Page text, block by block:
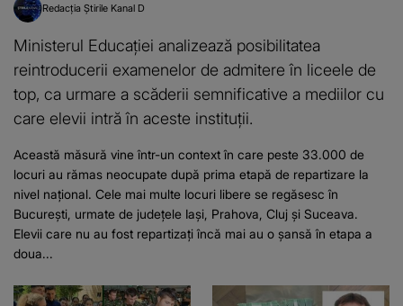
Redacția Știrile Kanal D
Ministerul Educației analizează posibilitatea
reintroducerii examenelor de admitere în liceele de
top, ca urmare a scăderii semnificative a mediilor cu
care elevii intră în aceste instituții.
Această măsură vine într-un context în care peste 33.000 de
locuri au rămas neocupate după prima etapă de repartizare la
nivel național. Cele mai multe locuri libere se regăsesc în
București, urmate de județele Iași, Prahova, Cluj și Suceava.
Elevii care nu au fost repartizați încă mai au o șansă în etapa a
doua...